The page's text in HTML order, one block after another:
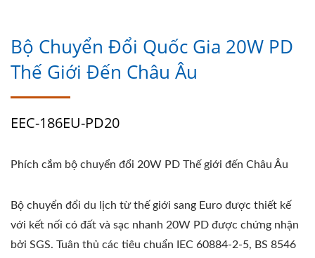
Bộ Chuyển Đổi Quốc Gia 20W PD
Thế Giới Đến Châu Âu
EEC-186EU-PD20
Phích cắm bộ chuyển đổi 20W PD Thế giới đến Châu Âu
Bộ chuyển đổi du lịch từ thế giới sang Euro được thiết kế
với kết nối có đất và sạc nhanh 20W PD được chứng nhận
bởi SGS. Tuân thủ các tiêu chuẩn IEC 60884-2-5, BS 8546